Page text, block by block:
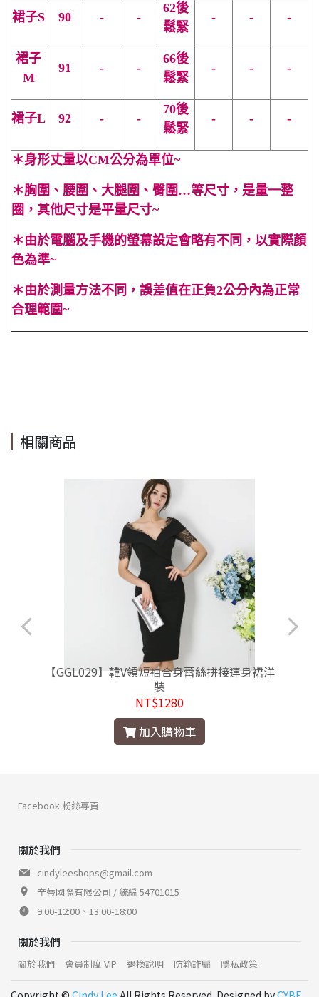
裙子S 90 - -
62後
鬆緊
- - -
裙子
M
91 - -
66後
鬆緊
- - -
裙子L 92 - -
70後
鬆緊
- - -
＊身形丈量以CM公分為單位~
＊胸圍、腰圍、大腿圍、臀圍…等尺寸，是量一整
圈，其他尺寸是平量尺寸~
＊ 由於電腦及手機的螢幕設定會略有不同，以實際顏
色為準~
＊ 由於測量方法不同，誤差值在正負2公分內為正常
合理範圍~
相關商品
【GGL029】韓V領短袖合身蕾絲拼接連身裙洋
裝
NT$1280
加入購物車
關於我們
cindyleeshops@gmail.com
辛蒂國際有限公司 / 統編 54701015
9:00-12:00、13:00-18:00
關於我們
關於我們 會員制度 VIP 退換說明 防範詐騙 隱私政策
Facebook 粉絲專頁